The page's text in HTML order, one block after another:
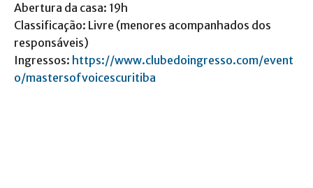
Abertura da casa: 19h
Classificação: Livre (menores acompanhados dos
responsáveis)
Ingressos: https://www.clubedoingresso.com/event
o/mastersofvoicescuritiba